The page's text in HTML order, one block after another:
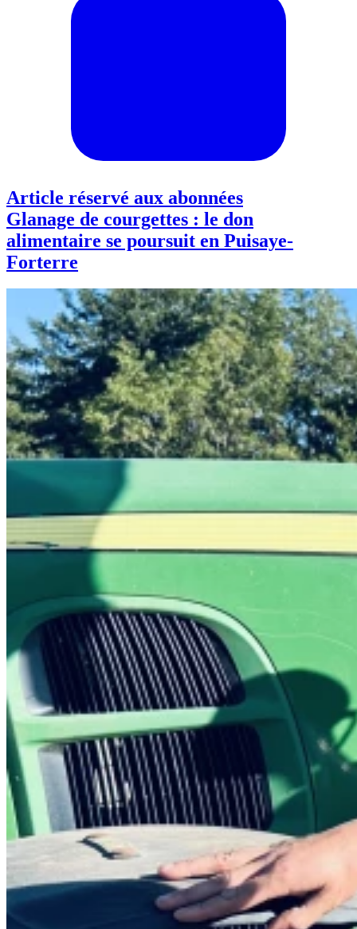
Article réservé aux abonnées
Glanage de courgettes : le don
alimentaire se poursuit en Puisaye-
Forterre